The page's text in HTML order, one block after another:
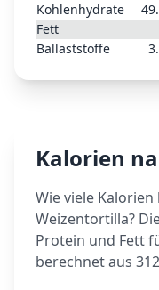
Kohlenhydrate
Fett
Ballaststoffe
Kalorien
Wie viele
Weizentortilla?
Protein und Fett
berechnet aus 312